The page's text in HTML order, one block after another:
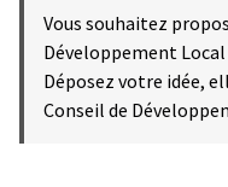
Vous souhaitez
Développement
Déposez votre idée,
Conseil de